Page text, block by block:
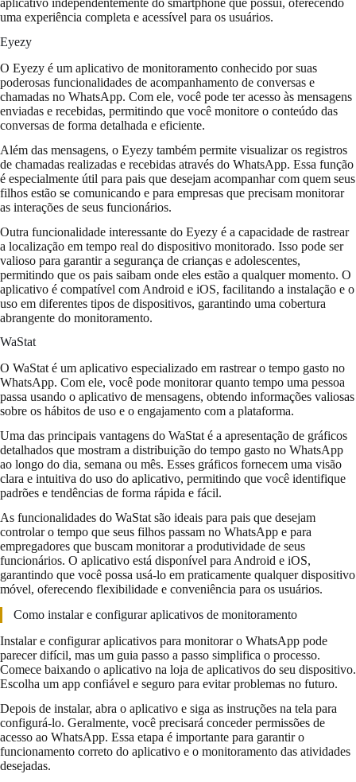
aplicativo independentemente do smartphone que possui, oferecendo
uma experiência completa e acessível para os usuários.
Eyezy
O Eyezy é um aplicativo de monitoramento conhecido por suas
poderosas funcionalidades de acompanhamento de conversas e
chamadas no WhatsApp. Com ele, você pode ter acesso às mensagens
enviadas e recebidas, permitindo que você monitore o conteúdo das
conversas de forma detalhada e eficiente.
Além das mensagens, o Eyezy também permite visualizar os registros
de chamadas realizadas e recebidas através do WhatsApp. Essa função
é especialmente útil para pais que desejam acompanhar com quem seus
filhos estão se comunicando e para empresas que precisam monitorar
as interações de seus funcionários.
Outra funcionalidade interessante do Eyezy é a capacidade de rastrear
a localização em tempo real do dispositivo monitorado. Isso pode ser
valioso para garantir a segurança de crianças e adolescentes,
permitindo que os pais saibam onde eles estão a qualquer momento. O
aplicativo é compatível com Android e iOS, facilitando a instalação e o
uso em diferentes tipos de dispositivos, garantindo uma cobertura
abrangente do monitoramento.
WaStat
O WaStat é um aplicativo especializado em rastrear o tempo gasto no
WhatsApp. Com ele, você pode monitorar quanto tempo uma pessoa
passa usando o aplicativo de mensagens, obtendo informações valiosas
sobre os hábitos de uso e o engajamento com a plataforma.
Uma das principais vantagens do WaStat é a apresentação de gráficos
detalhados que mostram a distribuição do tempo gasto no WhatsApp
ao longo do dia, semana ou mês. Esses gráficos fornecem uma visão
clara e intuitiva do uso do aplicativo, permitindo que você identifique
padrões e tendências de forma rápida e fácil.
As funcionalidades do WaStat são ideais para pais que desejam
controlar o tempo que seus filhos passam no WhatsApp e para
empregadores que buscam monitorar a produtividade de seus
funcionários. O aplicativo está disponível para Android e iOS,
garantindo que você possa usá-lo em praticamente qualquer dispositivo
móvel, oferecendo flexibilidade e conveniência para os usuários.
Como instalar e configurar aplicativos de monitoramento
Instalar e configurar aplicativos para monitorar o WhatsApp pode
parecer difícil, mas um guia passo a passo simplifica o processo.
Comece baixando o aplicativo na loja de aplicativos do seu dispositivo.
Escolha um app confiável e seguro para evitar problemas no futuro.
Depois de instalar, abra o aplicativo e siga as instruções na tela para
configurá-lo. Geralmente, você precisará conceder permissões de
acesso ao WhatsApp. Essa etapa é importante para garantir o
funcionamento correto do aplicativo e o monitoramento das atividades
desejadas.